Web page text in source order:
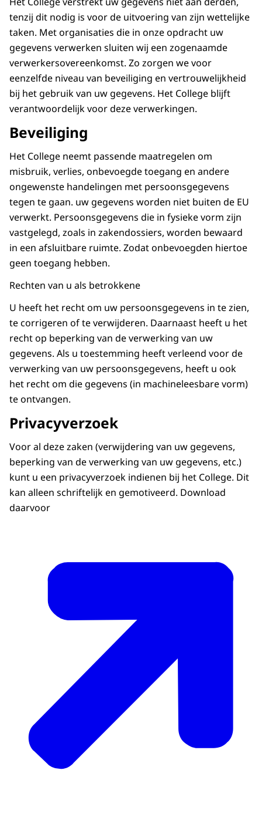
tenzij dit nodig is voor de uitvoering van zijn wettelijke
taken. Met organisaties die in onze opdracht uw
gegevens verwerken sluiten wij een zogenaamde
verwerkersovereenkomst. Zo zorgen we voor
eenzelfde niveau van beveiliging en vertrouwelijkheid
bij het gebruik van uw gegevens. Het College blijft
verantwoordelijk voor deze verwerkingen.
Beveiliging
Het College neemt passende maatregelen om
misbruik, verlies, onbevoegde toegang en andere
ongewenste handelingen met persoonsgegevens
tegen te gaan. uw gegevens worden niet buiten de EU
verwerkt. Persoonsgegevens die in fysieke vorm zijn
vastgelegd, zoals in zakendossiers, worden bewaard
in een afsluitbare ruimte. Zodat onbevoegden hiertoe
geen toegang hebben.
Rechten van u als betrokkene
U heeft het recht om uw persoonsgegevens in te zien,
te corrigeren of te verwijderen. Daarnaast heeft u het
recht op beperking van de verwerking van uw
gegevens. Als u toestemming heeft verleend voor de
verwerking van uw persoonsgegevens, heeft u ook
het recht om die gegevens (in machineleesbare vorm)
te ontvangen.
Privacyverzoek
Voor al deze zaken (verwijdering van uw gegevens,
beperking van de verwerking van uw gegevens, etc.)
kunt u een privacyverzoek indienen bij het College. Dit
kan alleen schriftelijk en gemotiveerd. Download
daarvoor